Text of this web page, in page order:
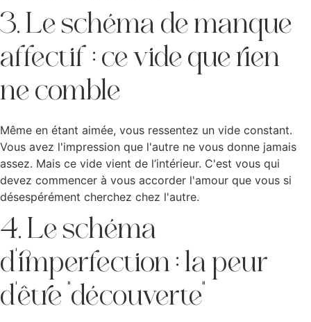
3. Le schéma de manque
affectif : ce vide que rien
ne comble
Même en étant aimée, vous ressentez un vide constant.
Vous avez l'impression que l'autre ne vous donne jamais
assez. Mais ce vide vient de l’intérieur. C'est vous qui
devez commencer à vous accorder l'amour que vous si
désespérément cherchez chez l'autre.
4. Le schéma
d'imperfection : la peur
d'être "découverte"